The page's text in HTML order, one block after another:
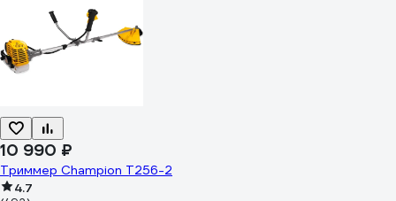
10 990 ₽
Триммер Champion Т256-2
4.7